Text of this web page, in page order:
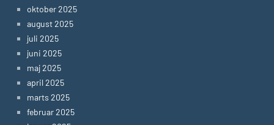
oktober 2025
august 2025
juli 2025
juni 2025
maj 2025
april 2025
marts 2025
februar 2025